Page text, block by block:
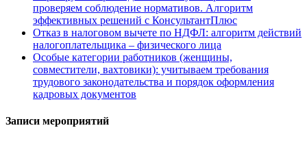
проверяем соблюдение нормативов. Алгоритм
эффективных решений с КонсультантПлюс
Отказ в налоговом вычете по НДФЛ: алгоритм действий
налогоплательщика – физического лица
Особые категории работников (женщины,
совместители, вахтовики): учитываем требования
трудового законодательства и порядок оформления
кадровых документов
Записи мероприятий